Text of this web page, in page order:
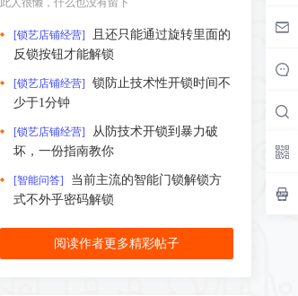
此人很懒，什么也没有留下
[锁艺店铺经营]
且还只能通过旋转里面的
反锁按钮才能解锁
[锁艺店铺经营]
锁防止技术性开锁时间不
少于1分钟
[锁艺店铺经营]
从防技术开锁到暴力破
坏，一份指南教你
[智能问答]
当前主流的智能门锁解锁方
式不外乎密码解锁
阅读作者更多精彩帖子